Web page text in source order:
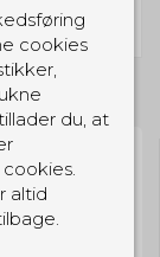
cookies
du, at
altid